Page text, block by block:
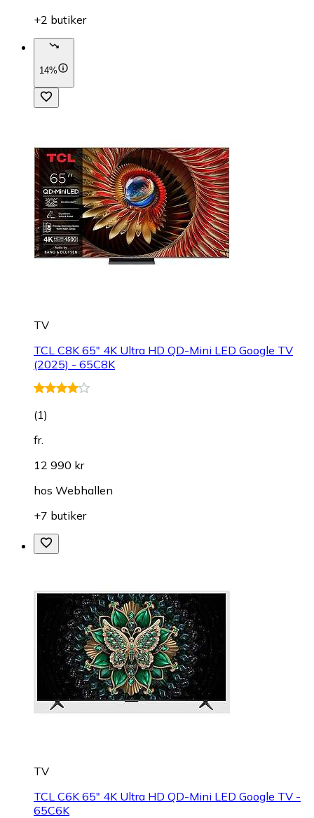
+2 butiker
14%
TV
TCL C8K 65" 4K Ultra HD QD-Mini LED Google TV
(2025) - 65C8K
(1)
fr.
12 990 kr
hos Webhallen
+7 butiker
TV
TCL C6K 65" 4K Ultra HD QD-Mini LED Google TV -
65C6K